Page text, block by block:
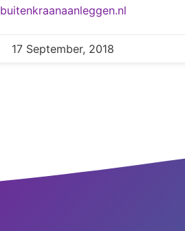
buitenkraanaanleggen.nl
17 September, 2018